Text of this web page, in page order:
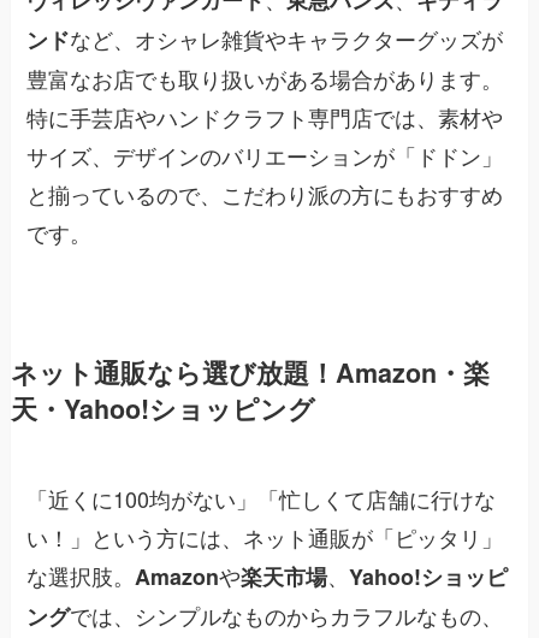
ンドなど、オシャレ雑貨やキャラクターグッズが
豊富なお店でも取り扱いがある場合があります。
特に手芸店やハンドクラフト専門店では、素材や
サイズ、デザインのバリエーションが「ドドン」
と揃っているので、こだわり派の方にもおすすめ
です。
ネット通販なら選び放題！Amazon・楽
天・Yahoo!ショッピング
「近くに100均がない」「忙しくて店舗に行けな
い！」という方には、ネット通販が「ピッタリ」
な選択肢。 Amazonや楽天市場、Yahoo!ショッピ
ングでは、シンプルなものからカラフルなもの、